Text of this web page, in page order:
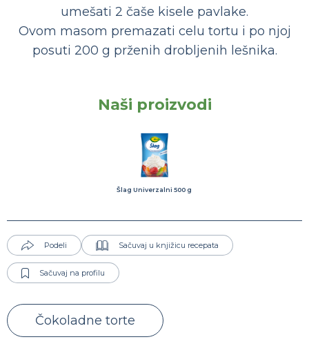
umešati 2 čaše kisele pavlake.
Ovom masom premazati celu tortu i po njoj
posuti 200 g prženih drobljenih lešnika.
Naši proizvodi
Šlag Univerzalni 500 g
Podeli Sačuvaj u knjižicu recepata
Sačuvaj na profilu
Čokoladne torte